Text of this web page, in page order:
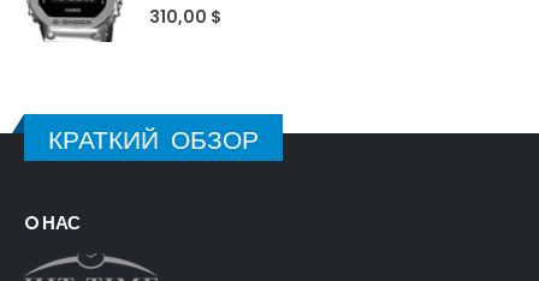
5out of 5
310,00 $
КРАТКИЙ ОБЗОР
O НАС